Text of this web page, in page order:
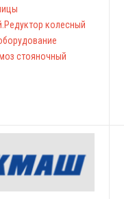
колесный
стояночный